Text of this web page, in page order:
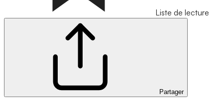
Liste de lecture
Partager